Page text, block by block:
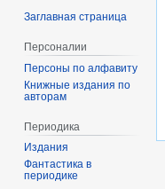
Заглавная страница
Персоналии
Персоны по алфавиту
Книжные издания по
авторам
Периодика
Издания
Фантастика в
периодике